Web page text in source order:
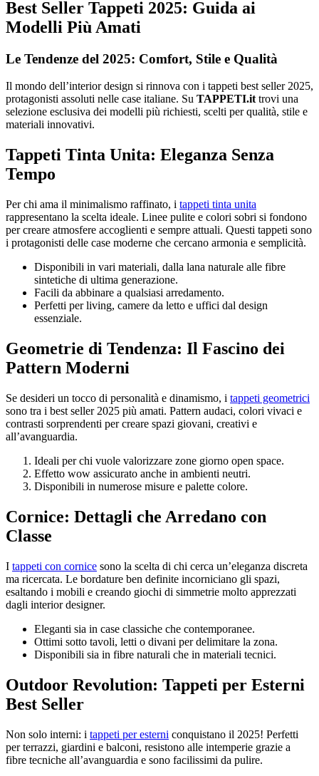
Best Seller Tappeti 2025: Guida ai
Modelli Più Amati
Le Tendenze del 2025: Comfort, Stile e Qualità
Il mondo dell’interior design si rinnova con i tappeti best seller 2025,
protagonisti assoluti nelle case italiane. Su TAPPETI.it trovi una
selezione esclusiva dei modelli più richiesti, scelti per qualità, stile e
materiali innovativi.
Tappeti Tinta Unita: Eleganza Senza
Tempo
Per chi ama il minimalismo raffinato, i tappeti tinta unita
rappresentano la scelta ideale. Linee pulite e colori sobri si fondono
per creare atmosfere accoglienti e sempre attuali. Questi tappeti sono
i protagonisti delle case moderne che cercano armonia e semplicità.
Disponibili in vari materiali, dalla lana naturale alle fibre
sintetiche di ultima generazione.
Facili da abbinare a qualsiasi arredamento.
Perfetti per living, camere da letto e uffici dal design
essenziale.
Geometrie di Tendenza: Il Fascino dei
Pattern Moderni
Se desideri un tocco di personalità e dinamismo, i tappeti geometrici
sono tra i best seller 2025 più amati. Pattern audaci, colori vivaci e
contrasti sorprendenti per creare spazi giovani, creativi e
all’avanguardia.
Ideali per chi vuole valorizzare zone giorno open space.
Effetto wow assicurato anche in ambienti neutri.
Disponibili in numerose misure e palette colore.
Cornice: Dettagli che Arredano con
Classe
I tappeti con cornice sono la scelta di chi cerca un’eleganza discreta
ma ricercata. Le bordature ben definite incorniciano gli spazi,
esaltando i mobili e creando giochi di simmetrie molto apprezzati
dagli interior designer.
Eleganti sia in case classiche che contemporanee.
Ottimi sotto tavoli, letti o divani per delimitare la zona.
Disponibili sia in fibre naturali che in materiali tecnici.
Outdoor Revolution: Tappeti per Esterni
Best Seller
Non solo interni: i tappeti per esterni conquistano il 2025! Perfetti
per terrazzi, giardini e balconi, resistono alle intemperie grazie a
fibre tecniche all’avanguardia e sono facilissimi da pulire.